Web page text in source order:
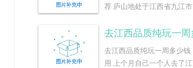
荐 庐山地处于江西省九江
去江西品质纯玩一
去江西品质纯玩一周多少
用 上个月自己一个人去了